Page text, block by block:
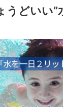
うどいい”